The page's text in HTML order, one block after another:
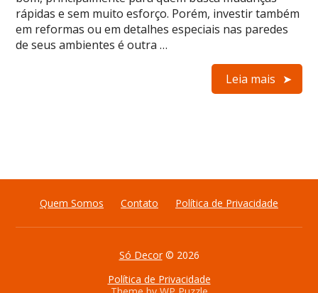
rápidas e sem muito esforço. Porém, investir também
em reformas ou em detalhes especiais nas paredes
de seus ambientes é outra …
Leia mais
Quem Somos Contato Política de Privacidade
Só Decor© 2026
Política de Privacidade